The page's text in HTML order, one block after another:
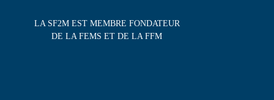
LA SF2M EST MEMBRE FONDATEUR
DE LA FEMS ET DE LA FFM